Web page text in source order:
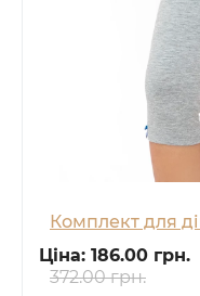
Комплект для
Ціна: 186.00 грн.
372.00 грн.